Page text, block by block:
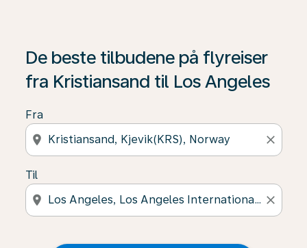
De beste tilbudene på flyreiser
fra Kristiansand til Los Angeles
Fra
location_on close
Til
location_on close